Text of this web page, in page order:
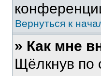
Вернуться к
» Как мне
Щёлкнув по